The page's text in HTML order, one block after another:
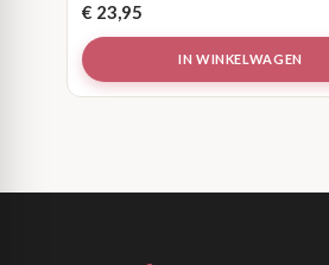
€ 23,95
IN WINKELWAGEN